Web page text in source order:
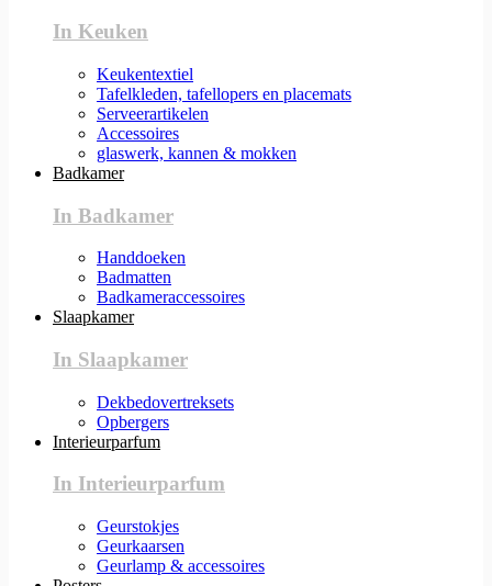
In Keuken
Keukentextiel
Tafelkleden, tafellopers en placemats
Serveerartikelen
Accessoires
glaswerk, kannen & mokken
Badkamer
In Badkamer
Handdoeken
Badmatten
Badkameraccessoires
Slaapkamer
In Slaapkamer
Dekbedovertreksets
Opbergers
Interieurparfum
In Interieurparfum
Geurstokjes
Geurkaarsen
Geurlamp & accessoires